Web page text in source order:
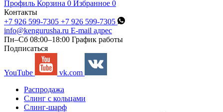
Профиль Корзина 0 Избранное 0
Контакты
+7 926 599-7305 +7 926 599-7305
info@kengurusha.ru E-mail адрес
Пн–Сб 08:00–18:00 График работы
Подписаться
YouTube
vk.com
Распродажа
Слинг с кольцами
Слинг-шарф